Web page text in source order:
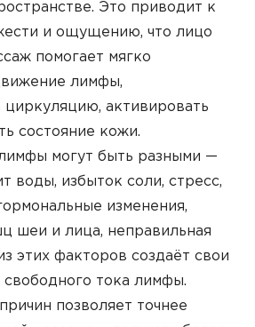
Это приводит к
и ощущению, что лицо
помогает мягко
лимфы,
циркуляцию, активировать
состояние кожи.
лимфы могут быть разными —
воды, избыток соли, стресс,
изменения,
шеи и лица, неправильная
этих факторов создаёт свои
свободного тока лимфы.
позволяет точнее